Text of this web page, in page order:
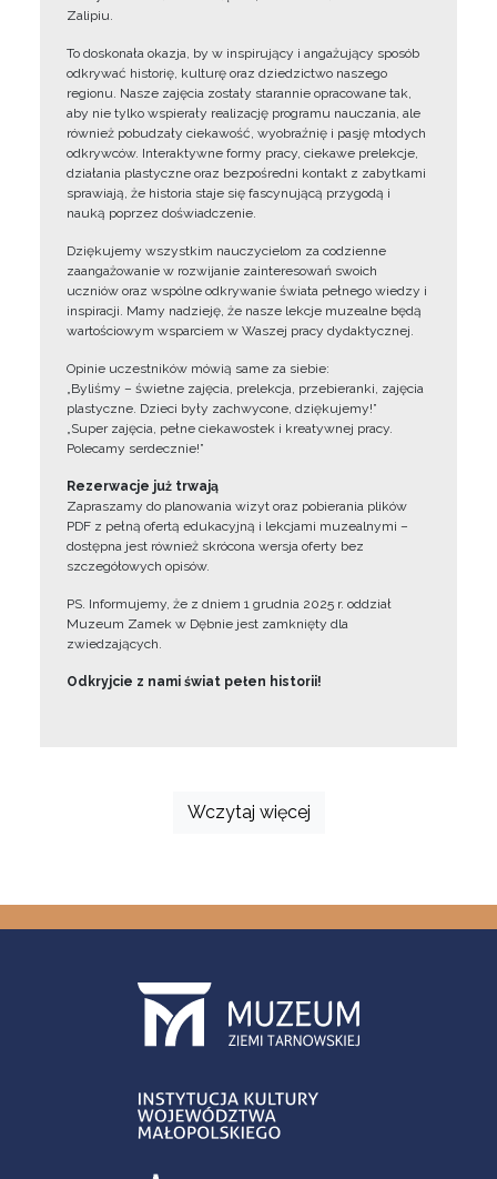
Zalipiu.
To doskonała okazja, by w inspirujący i angażujący sposób
odkrywać historię, kulturę oraz dziedzictwo naszego
regionu. Nasze zajęcia zostały starannie opracowane tak,
aby nie tylko wspierały realizację programu nauczania, ale
również pobudzały ciekawość, wyobraźnię i pasję młodych
odkrywców. Interaktywne formy pracy, ciekawe prelekcje,
działania plastyczne oraz bezpośredni kontakt z zabytkami
sprawiają, że historia staje się fascynującą przygodą i
nauką poprzez doświadczenie.
Dziękujemy wszystkim nauczycielom za codzienne
zaangażowanie w rozwijanie zainteresowań swoich
uczniów oraz wspólne odkrywanie świata pełnego wiedzy i
inspiracji. Mamy nadzieję, że nasze lekcje muzealne będą
wartościowym wsparciem w Waszej pracy dydaktycznej.
Opinie uczestników mówią same za siebie:
„Byliśmy – świetne zajęcia, prelekcja, przebieranki, zajęcia
plastyczne. Dzieci były zachwycone, dziękujemy!”
„Super zajęcia, pełne ciekawostek i kreatywnej pracy.
Polecamy serdecznie!”
Rezerwacje już trwają
Zapraszamy do planowania wizyt oraz pobierania plików
PDF z pełną ofertą edukacyjną i lekcjami muzealnymi –
dostępna jest również skrócona wersja oferty bez
szczegółowych opisów.
PS. Informujemy, że z dniem 1 grudnia 2025 r. oddział
Muzeum Zamek w Dębnie jest zamknięty dla
zwiedzających.
Odkryjcie z nami świat pełen historii!
Wczytaj więcej